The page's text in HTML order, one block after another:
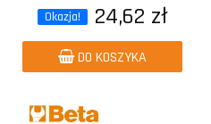
Okazja! 24,62 zł
DO KOSZYKA